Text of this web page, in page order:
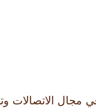
مجال الاتصالات